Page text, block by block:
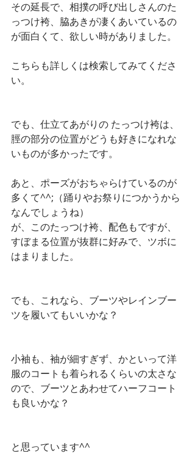
その延長で、相撲の呼び出しさんのた
っつけ袴、脇あきが凄くあいているの
が面白くて、欲しい時がありました。
こちらも詳しくは検索してみてくださ
い。
でも、仕立てあがりの たっつけ袴は、
脛の部分の位置がどうも好きになれな
いものが多かったです。
あと、ポーズがおちゃらけているのが
多くて^^;（踊りやお祭りにつかうから
なんでしょうね）
が、このたっつけ袴、配色もですが、
すぼまる位置が抜群に好みで、ツボに
はまりました。
でも、これなら、ブーツやレインブー
ツを履いてもいいかな？
小袖も、袖が細すぎず、かといって洋
服のコートも着られるくらいの太さな
ので、ブーツとあわせてハーフコート
も良いかな？
と思っています^^